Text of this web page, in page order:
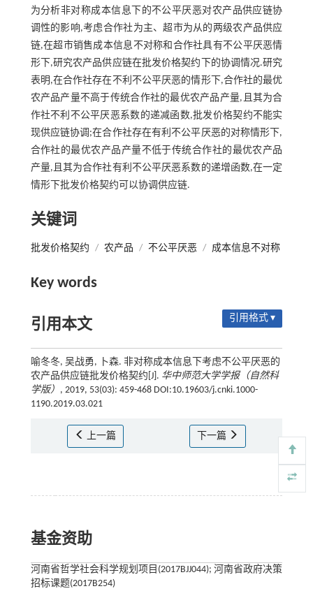
为分析非对称成本信息下的不公平厌恶对农产品供应链协
调性的影响,考虑合作社为主、超市为从的两级农产品供应
链,在超市销售成本信息不对称和合作社具有不公平厌恶情
形下,研究农产品供应链在批发价格契约下的协调情况.研究
表明,在合作社存在不利不公平厌恶的情形下,合作社的最优
农产品产量不高于传统合作社的最优农产品产量,且其为合
作社不利不公平厌恶系数的递减函数,批发价格契约不能实
现供应链协调;在合作社存在有利不公平厌恶的对称情形下,
合作社的最优农产品产量不低于传统合作社的最优农产品
产量,且其为合作社有利不公平厌恶系数的递增函数,在一定
情形下批发价格契约可以协调供应链.
关键词
批发价格契约 / 农产品 / 不公平厌恶 / 成本信息不对称
Key words
引用本文 引用格式 ▾
喻冬冬, 吴战勇, 卜森. 非对称成本信息下考虑不公平厌恶的
农产品供应链批发价格契约[J]. 华中师范大学学报（自然科
学版） , 2019, 53(03): 459-468 DOI:10.19603/j.cnki.1000-
1190.2019.03.021
上一篇 下一篇
基金资助
河南省哲学社会科学规划项目(2017BJJ044); 河南省政府决策
招标课题(2017B254)